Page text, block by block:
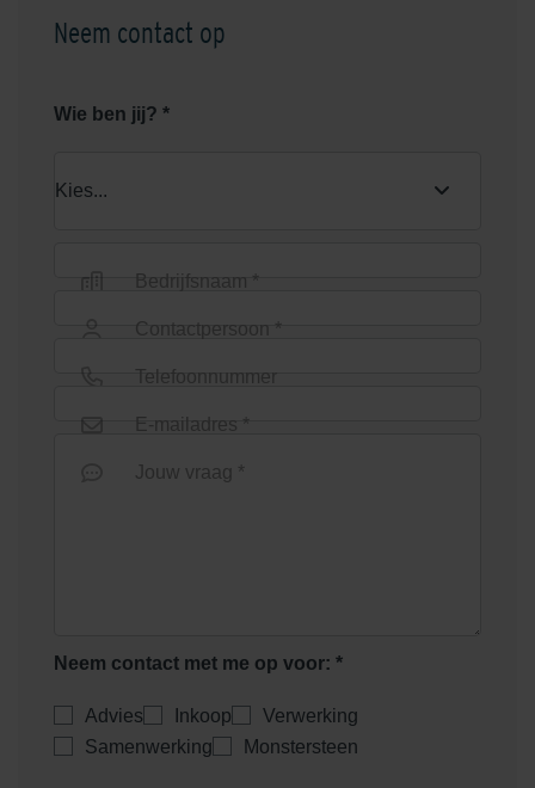
Neem contact op
Wie ben jij? *
Bedrijfsnaam *
Contactpersoon *
Telefoonnummer
E-mailadres *
Jouw vraag *
Neem contact met me op voor: *
Advies Inkoop
Verwerking
Samenwerking
Monstersteen